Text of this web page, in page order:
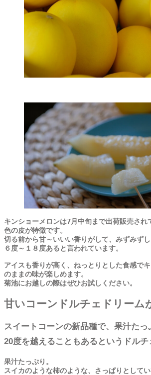
キンショーメロンは7月中旬まで出荷販売され
色の皮が特徴です。
切る前から甘～いいい香りがして、みずみず
６度～１８度あると言われています。
アイスも香りが高く、ねっとりとした食感で
のままの味が楽しめます。
菊池にお越しの際はぜひお試しください。
甘いコーンドルチェドリーム
スイートコーンの新品種で、果汁た
20度を越えることもあるというドルチ
果汁たっぷり。
スイカのような柿のような、さっぱりとして